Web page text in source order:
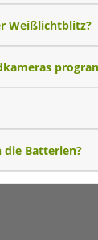
Weißlichtblitz?
die Batterien?